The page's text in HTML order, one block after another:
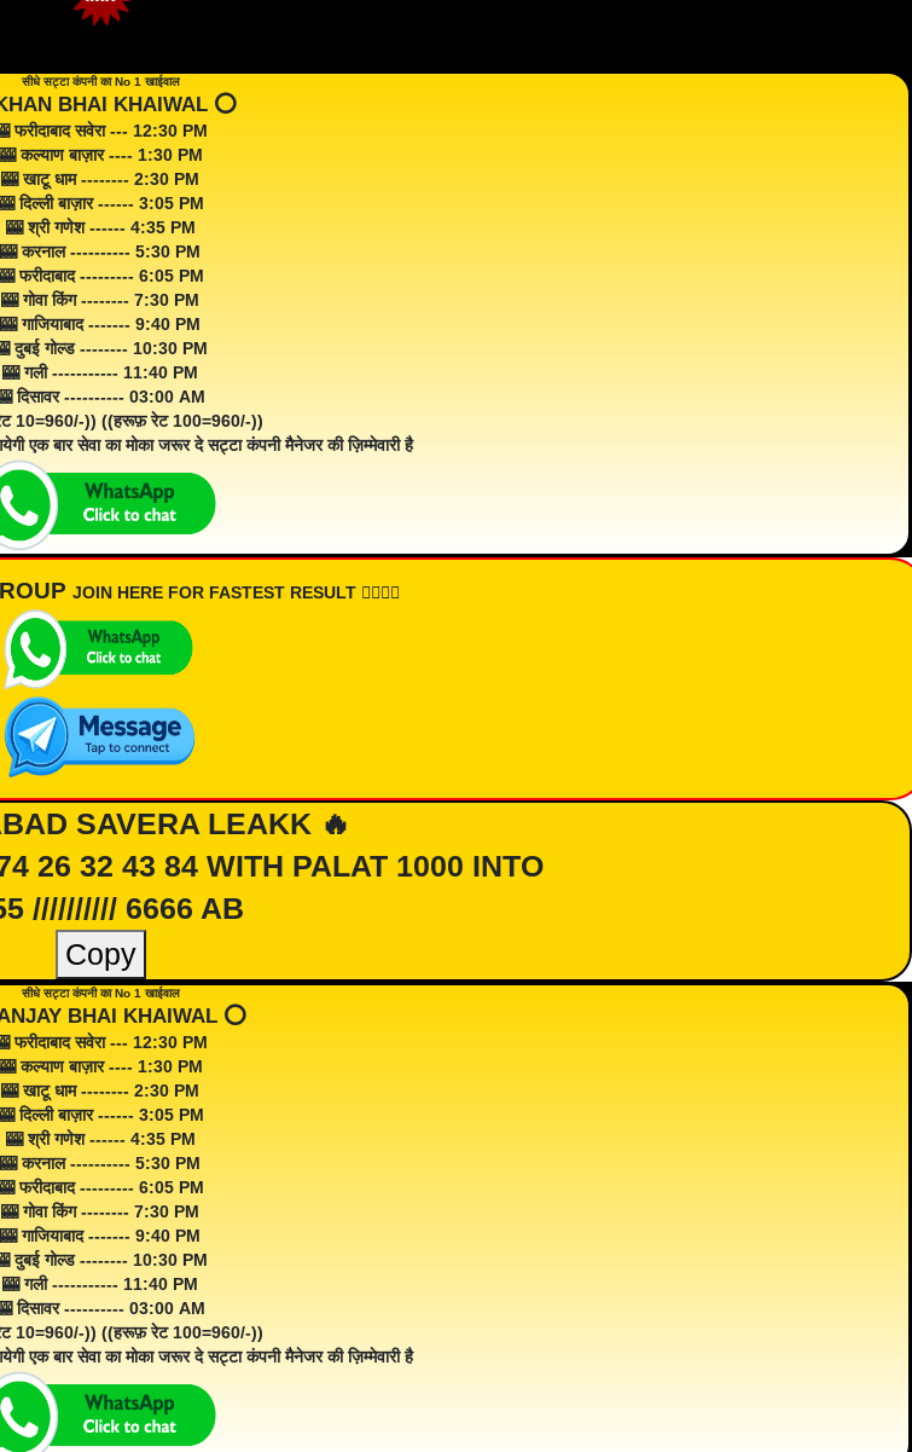
सीधे सट्टा कंपनी का No 1 खाईवाल
BHAI KHAIWAL ⭕️
फरीदाबाद सवेरा --- 12:30 PM
🎰 कल्याण बाज़ार ---- 1:30 PM
🎰 खाटू धाम -------- 2:30 PM
🎰 दिल्ली बाज़ार ------ 3:05 PM
🎰 श्री गणेश ------ 4:35 PM
🎰 करनाल ---------- 5:30 PM
🎰 फरीदाबाद --------- 6:05 PM
🎰 गोवा किंग -------- 7:30 PM
🎰 गाजियाबाद ------- 9:40 PM
दुबई गोल्ड -------- 10:30 PM
🎰 गली ----------- 11:40 PM
दिसावर ---------- 03:00 AM
10=960/-)) ((हरूफ़ रेट 100=960/-))
एक बार सेवा का मोका जरूर दे सट्टा कंपनी मैनेजर की ज़िम्मेवारी है
JOIN HERE FOR FASTEST RESULT 👇🏾👇🏾
SAVERA LEAKK 🔥
26 32 43 84 WITH PALAT 1000 INTO
////////// 6666 AB
Copy
सीधे सट्टा कंपनी का No 1 खाईवाल
BHAI KHAIWAL ⭕️
फरीदाबाद सवेरा --- 12:30 PM
🎰 कल्याण बाज़ार ---- 1:30 PM
🎰 खाटू धाम -------- 2:30 PM
🎰 दिल्ली बाज़ार ------ 3:05 PM
🎰 श्री गणेश ------ 4:35 PM
🎰 करनाल ---------- 5:30 PM
🎰 फरीदाबाद --------- 6:05 PM
🎰 गोवा किंग -------- 7:30 PM
🎰 गाजियाबाद ------- 9:40 PM
दुबई गोल्ड -------- 10:30 PM
🎰 गली ----------- 11:40 PM
दिसावर ---------- 03:00 AM
10=960/-)) ((हरूफ़ रेट 100=960/-))
एक बार सेवा का मोका जरूर दे सट्टा कंपनी मैनेजर की ज़िम्मेवारी है